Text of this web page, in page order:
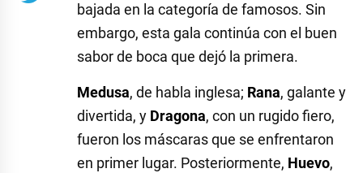
bajada en la categoría de famosos. Sin
embargo, esta gala continúa con el buen
sabor de boca que dejó la primera.
Medusa, de habla inglesa; Rana, galante y
divertida, y Dragona, con un rugido fiero,
fueron los máscaras que se enfrentaron
en primer lugar. Posteriormente, Huevo,